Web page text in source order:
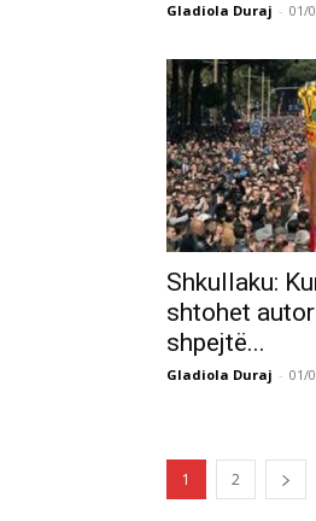
Gladiola Duraj - 01/
Shkullaku:
shtohet
shpejtë...
Gladiola Duraj - 01/
1 2